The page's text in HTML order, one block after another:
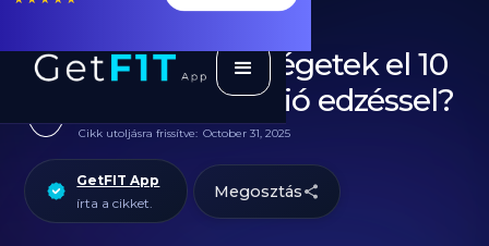
Hány kalóriát égetek el 10
perc HIIT kardió edzéssel?
Cikk utoljásra frissítve: October 31, 2025
GetFIT App
írta a cikket.
Megosztás